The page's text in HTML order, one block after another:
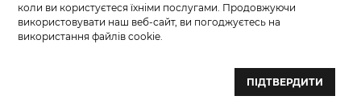
зручності користуйтесь фільтрами. Купуйте керамічну плитку та
кахель у Львові за цінами, які дозволяють заощадити. Гарних і
коли ви користуєтеся їхніми послугами. Продовжуючи
використовувати наш веб-сайт, ви погоджуєтесь на
використання файлів cookie.
ПІДТВЕРДИТИ